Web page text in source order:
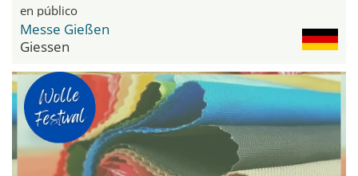
en público
Messe Gießen
Giessen